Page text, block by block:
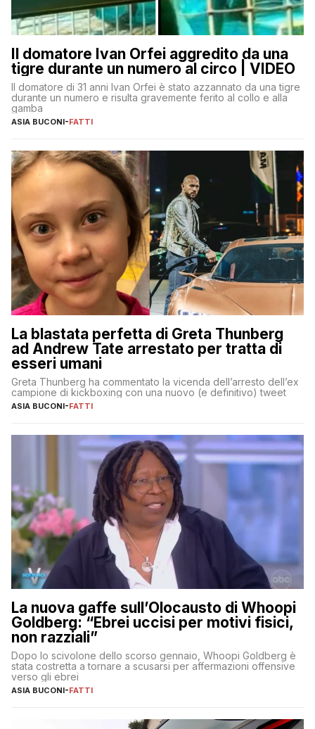
Il domatore Ivan Orfei aggredito da una
tigre durante un numero al circo | VIDEO
Il domatore di 31 anni Ivan Orfei è stato azzannato da una tigre
durante un numero e risulta gravemente ferito al collo e alla
gamba
ASIA BUCONI-FATTI
La blastata perfetta di Greta Thunberg
ad Andrew Tate arrestato per tratta di
esseri umani
Greta Thunberg ha commentato la vicenda dell’arresto dell’ex
campione di kickboxing con una nuovo (e definitivo) tweet
ASIA BUCONI-FATTI
La nuova gaffe sull’Olocausto di Whoopi
Goldberg: “Ebrei uccisi per motivi fisici,
non razziali”
Dopo lo scivolone dello scorso gennaio, Whoopi Goldberg è
stata costretta a tornare a scusarsi per affermazioni offensive
verso gli ebrei
ASIA BUCONI-FATTI